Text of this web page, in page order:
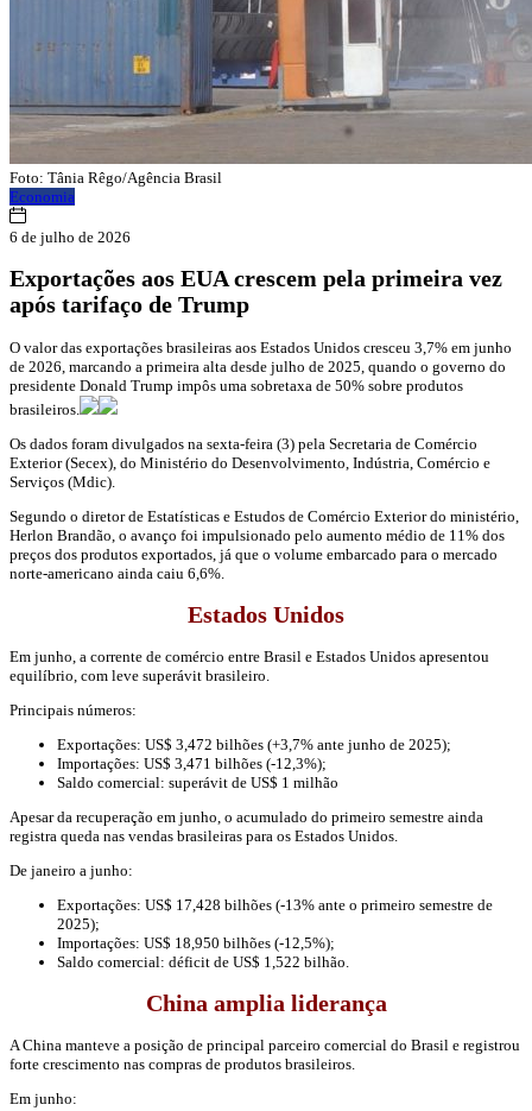
Foto: Tânia Rêgo/Agência Brasil
Economia
6 de julho de 2026
Exportações aos EUA crescem pela primeira vez
após tarifaço de Trump
O valor das exportações brasileiras aos Estados Unidos cresceu 3,7% em junho
de 2026, marcando a primeira alta desde julho de 2025, quando o governo do
presidente Donald Trump impôs uma sobretaxa de 50% sobre produtos
brasileiros.
Os dados foram divulgados na sexta-feira (3) pela Secretaria de Comércio
Exterior (Secex), do Ministério do Desenvolvimento, Indústria, Comércio e
Serviços (Mdic).
Segundo o diretor de Estatísticas e Estudos de Comércio Exterior do ministério,
Herlon Brandão, o avanço foi impulsionado pelo aumento médio de 11% dos
preços dos produtos exportados, já que o volume embarcado para o mercado
norte-americano ainda caiu 6,6%.
Estados Unidos
Em junho, a corrente de comércio entre Brasil e Estados Unidos apresentou
equilíbrio, com leve superávit brasileiro.
Principais números:
Exportações: US$ 3,472 bilhões (+3,7% ante junho de 2025);
Importações: US$ 3,471 bilhões (-12,3%);
Saldo comercial: superávit de US$ 1 milhão
Apesar da recuperação em junho, o acumulado do primeiro semestre ainda
registra queda nas vendas brasileiras para os Estados Unidos.
De janeiro a junho:
Exportações: US$ 17,428 bilhões (-13% ante o primeiro semestre de
2025);
Importações: US$ 18,950 bilhões (-12,5%);
Saldo comercial: déficit de US$ 1,522 bilhão.
China amplia liderança
A China manteve a posição de principal parceiro comercial do Brasil e registrou
forte crescimento nas compras de produtos brasileiros.
Em junho: